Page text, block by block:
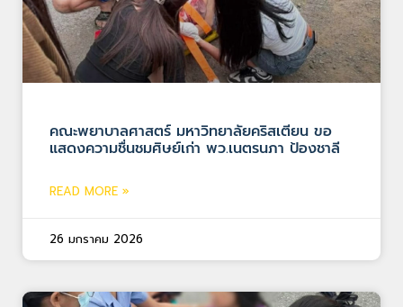
คณะพยาบาลศาสตร์ มหาวิทยาลัยคริสเตียน ขอ
แสดงความชื่นชมศิษย์เก่า พว.เนตรนภา ป้องชาลี
READ MORE »
26 มกราคม 2026